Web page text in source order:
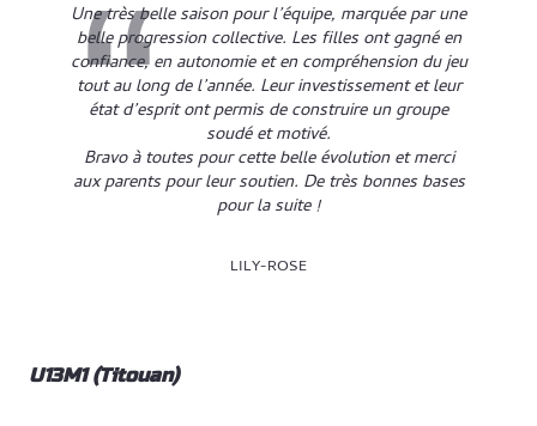
Une très belle saison pour l’équipe, marquée par une
belle progression collective. Les filles ont gagné en
confiance, en autonomie et en compréhension du jeu
tout au long de l’année. Leur investissement et leur
état d’esprit ont permis de construire un groupe
soudé et motivé.
Bravo à toutes pour cette belle évolution et merci
aux parents pour leur soutien. De très bonnes bases
pour la suite !
LILY-ROSE
U13M1 (Titouan)